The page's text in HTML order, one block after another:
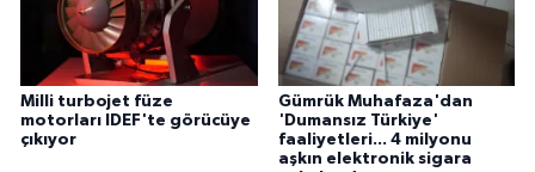
Milli turbojet füze
motorları IDEF'te görücüye
çıkıyor
Gümrük Muhafaza'dan
'Dumansız Türkiye'
faaliyetleri... 4 milyonu
aşkın elektronik sigara